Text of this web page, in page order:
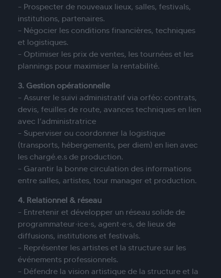
– Prospecter de nouveaux lieux, salles, festivals,
institutions, partenaires.
– Négocier les conditions financières, techniques
et logistiques.
– Optimiser les prix de ventes, les tournées et les
plannings pour maximiser la rentabilité.
3. Gestion opérationnelle
– Assurer le suivi administratif via orféo: contrats,
devis, feuilles de route, avances techniques en lien
avec l’administratrice
– Superviser ou coordonner la logistique
(transports, hébergements, per diem) en lien avec
les chargé.e.s de production.
– Garantir la bonne circulation des informations
entre salles, artistes, tour manager et production.
4. Relationnel & réseau
– Entretenir et développer un réseau solide de
programmateur·ice·s, agent·e·s, de lieux de
diffusions, institutions et festivals.
– Représenter les artistes et la structure sur les
événements professionnels.
– Défendre la vision artistique de la structure et la